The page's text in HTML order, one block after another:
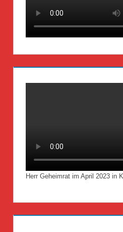
Herr Geheimrat im April 2023